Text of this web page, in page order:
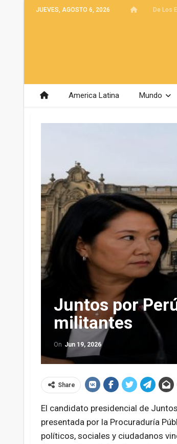
JUEVES, AGOSTO 6, 2026 De Los
America Latina Mundo
Juntos por
militantes
On Jun 19, 2026
Share
El candidato presidencial de
presentada por la Procuraduría
políticos, sociales y ciudadanos